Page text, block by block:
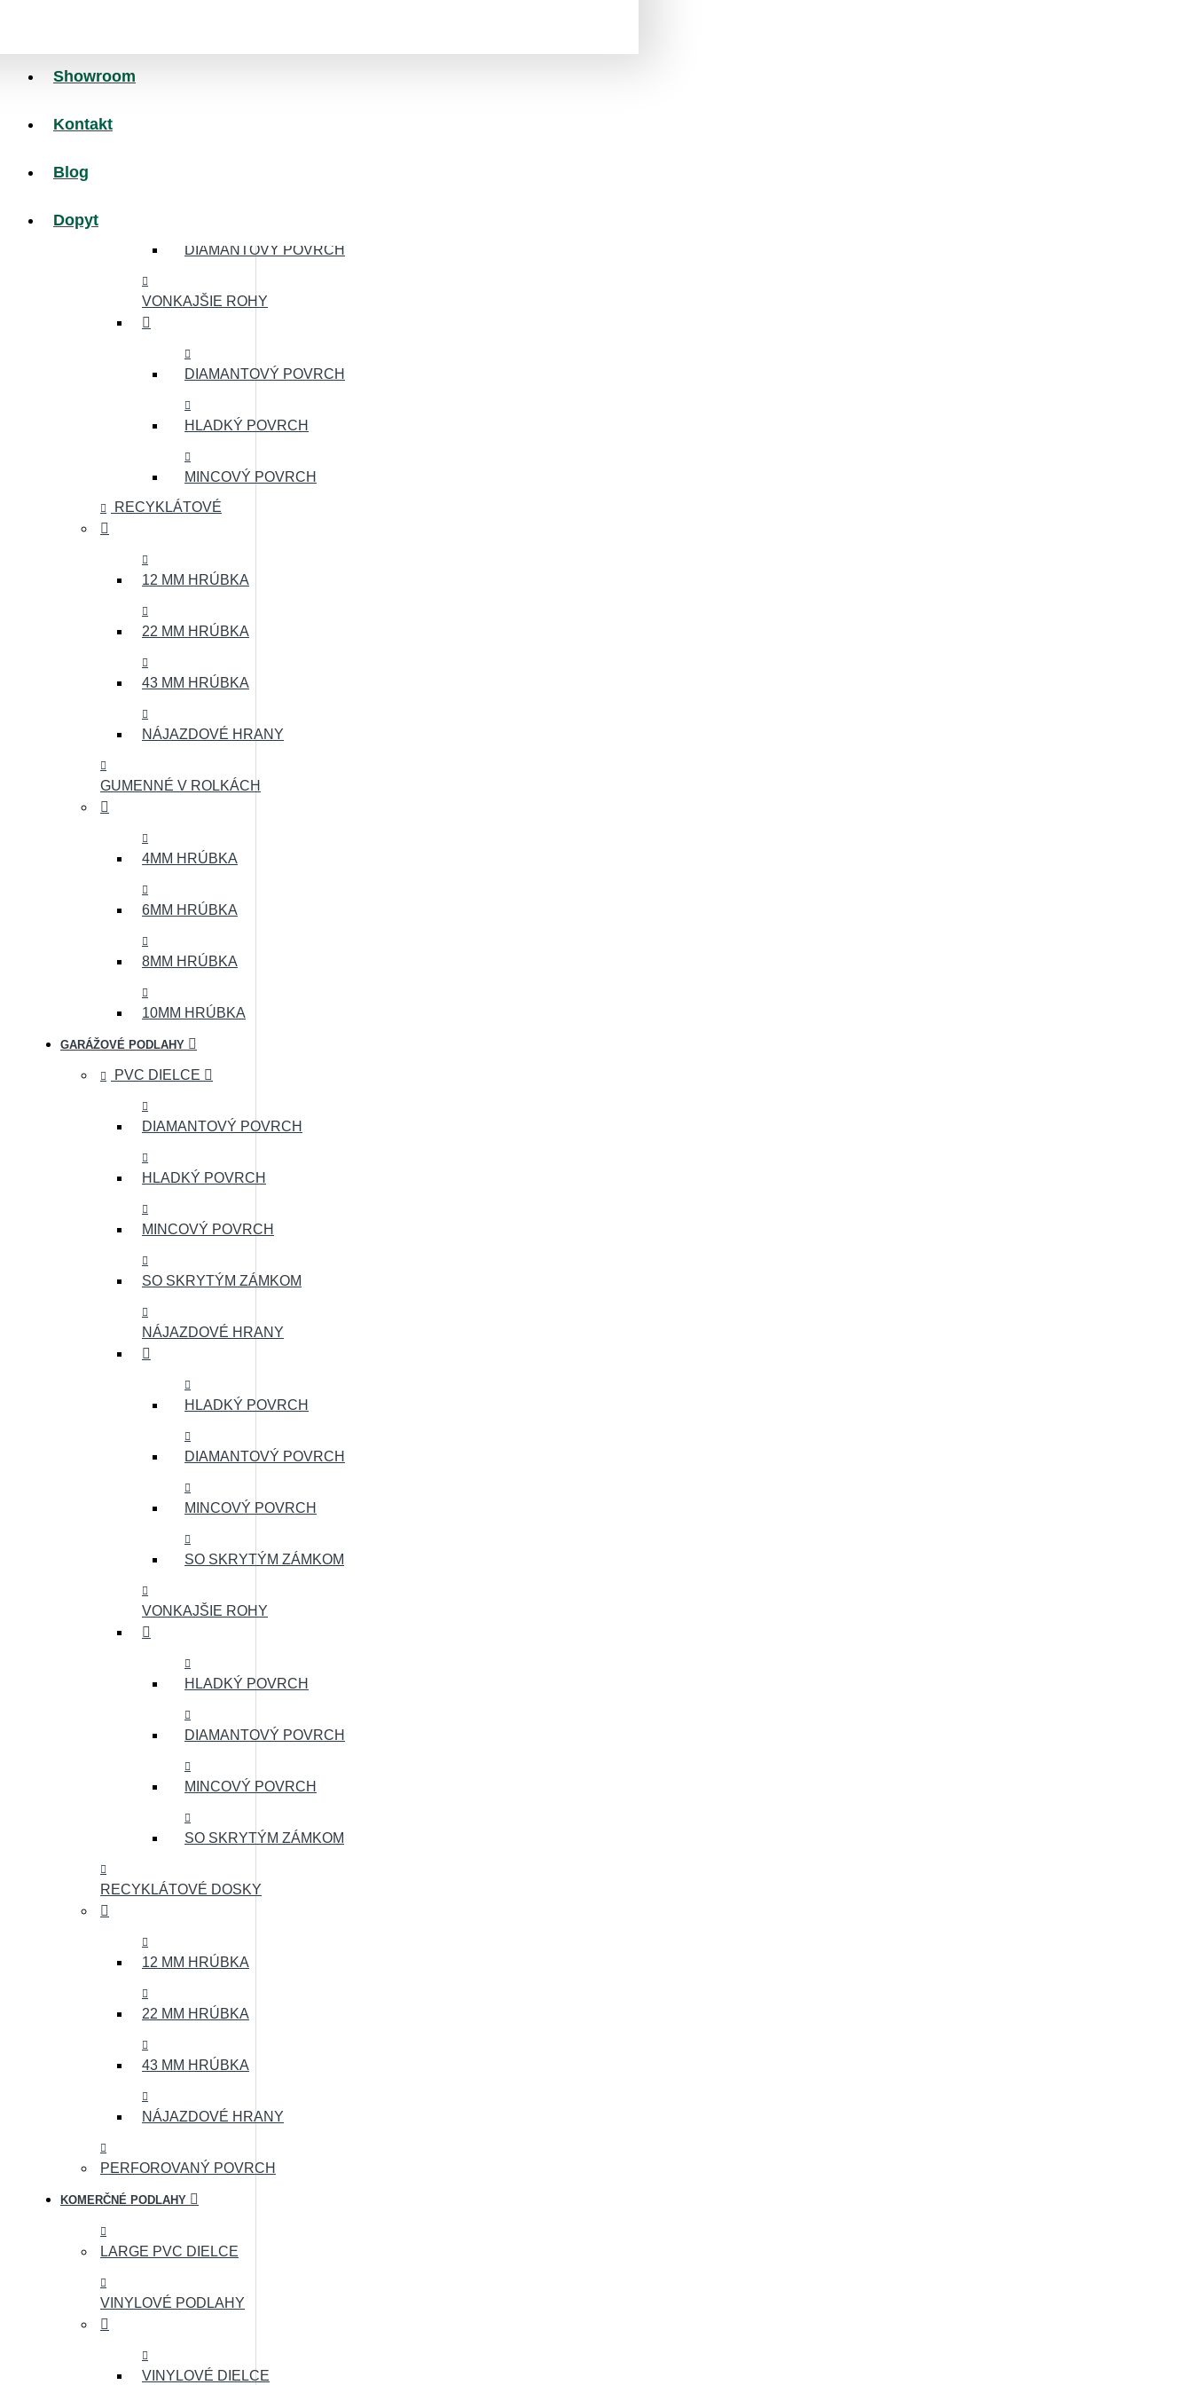
Showroom
Kontakt
Blog
Dopyt
DIAMANTOVÝ POVRCH
VONKAJŠIE ROHY
DIAMANTOVÝ POVRCH
HLADKÝ POVRCH
MINCOVÝ POVRCH
RECYKLÁTOVÉ
12 MM HRÚBKA
22 MM HRÚBKA
43 MM HRÚBKA
NÁJAZDOVÉ HRANY
GUMENNÉ V ROLKÁCH
4MM HRÚBKA
6MM HRÚBKA
8MM HRÚBKA
10MM HRÚBKA
GARÁŽOVÉ PODLAHY
PVC DIELCE
DIAMANTOVÝ POVRCH
HLADKÝ POVRCH
MINCOVÝ POVRCH
SO SKRYTÝM ZÁMKOM
NÁJAZDOVÉ HRANY
HLADKÝ POVRCH
DIAMANTOVÝ POVRCH
MINCOVÝ POVRCH
SO SKRYTÝM ZÁMKOM
VONKAJŠIE ROHY
HLADKÝ POVRCH
DIAMANTOVÝ POVRCH
MINCOVÝ POVRCH
SO SKRYTÝM ZÁMKOM
RECYKLÁTOVÉ DOSKY
12 MM HRÚBKA
22 MM HRÚBKA
43 MM HRÚBKA
NÁJAZDOVÉ HRANY
PERFOROVANÝ POVRCH
KOMERČNÉ PODLAHY
LARGE PVC DIELCE
VINYLOVÉ PODLAHY
VINYLOVÉ DIELCE